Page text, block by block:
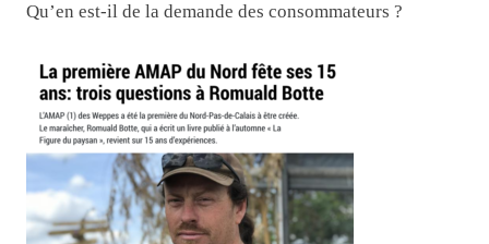
Qu’en est-il de la demande des consommateurs ?